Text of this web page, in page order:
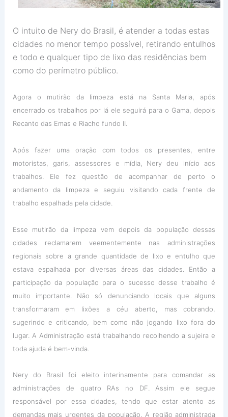
O intuito de Nery do Brasil, é atender a todas estas
cidades no menor tempo possível, retirando entulhos
e todo e qualquer tipo de lixo das residências bem
como do perímetro público.
Agora o mutirão da limpeza está na Santa Maria, após
encerrado os trabalhos por lá ele seguirá para o Gama, depois
Recanto das Emas e Riacho fundo II.
Após fazer uma oração com todos os presentes, entre
motoristas, garis, assessores e mídia, Nery deu início aos
trabalhos. Ele fez questão de acompanhar de perto o
andamento da limpeza e seguiu visitando cada frente de
trabalho espalhada pela cidade.
Esse mutirão da limpeza vem depois da população dessas
cidades reclamarem veementemente nas administrações
regionais sobre a grande quantidade de lixo e entulho que
estava espalhada por diversas áreas das cidades. Então a
participação da população para o sucesso desse trabalho é
muito importante. Não só denunciando locais que alguns
transformaram em lixões a céu aberto, mas cobrando,
sugerindo e criticando, bem como não jogando lixo fora do
lugar. A Administração está trabalhando recolhendo a sujeira e
toda ajuda é bem-vinda.
Nery do Brasil foi eleito interinamente para comandar as
administrações de quatro RAs no DF. Assim ele segue
responsável por essa cidades, tendo que estar atento as
demandas mais urgentes da população. A região administrada